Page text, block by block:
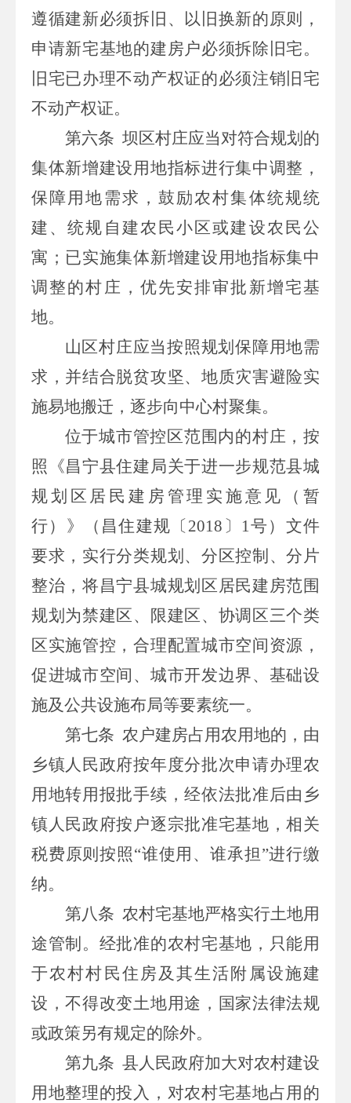
遵循建新必须拆旧、以旧换新的原则，
申请新宅基地的建房户必须拆除旧宅。
旧宅已办理不动产权证的必须注销旧宅
不动产权证。
第六条 坝区村庄应当对符合规划的
集体新增建设用地指标进行集中调整，
保障用地需求，鼓励农村集体统规统
建、统规自建农民小区或建设农民公
寓；已实施集体新增建设用地指标集中
调整的村庄，优先安排审批新增宅基
地。
山区村庄应当按照规划保障用地需
求，并结合脱贫攻坚、地质灾害避险实
施易地搬迁，逐步向中心村聚集。
位于城市管控区范围内的村庄，按
照《昌宁县住建局关于进一步规范县城
规划区居民建房管理实施意见（暂
行）》（昌住建规〔 2018 〕 1号）文件
要求，实行分类规划、分区控制、分片
整治，将昌宁县城规划区居民建房范围
规划为禁建区、限建区、协调区三个类
区实施管控，合理配置城市空间资源，
促进城市空间、城市开发边界、基础设
施及公共设施布局等要素统一。
第七条 农户建房占用农用地的，由
乡镇人民政府按年度分批次申请办理农
用地转用报批手续，经依法批准后由乡
镇人民政府按户逐宗批准宅基地，相关
税费原则按照“谁使用、谁承担”进行缴
纳。
第八条 农村宅基地严格实行土地用
途管制。经批准的农村宅基地，只能用
于农村村民住房及其生活附属设施建
设，不得改变土地用途，国家法律法规
或政策另有规定的除外。
第九条 县人民政府加大对农村建设
用地整理的投入，对农村宅基地占用的